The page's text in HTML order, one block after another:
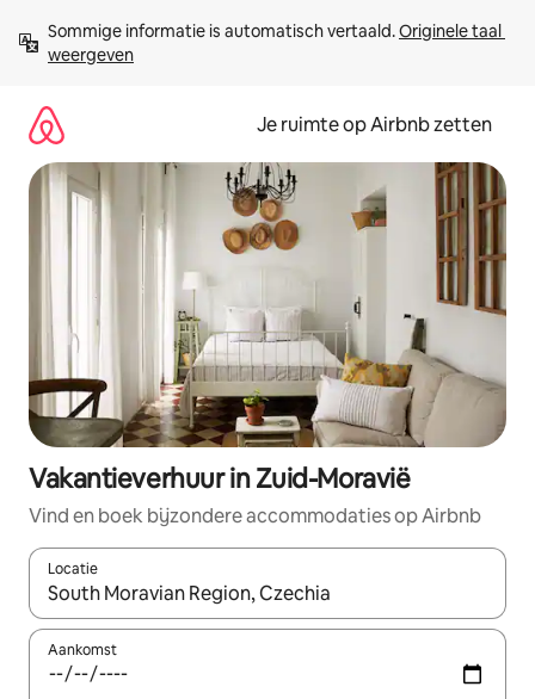
direct
naar
Sommige informatie is automatisch vertaald. Originele taal
weergeven
Je ruimte op Airbnb zetten
Vakantieverhuur in Zuid-Moravië
Vind en boek bijzondere accommodaties op Airbnb
Locatie
Wanneer er suggesties beschikbaar zijn, maak je een keuze
Aankomst